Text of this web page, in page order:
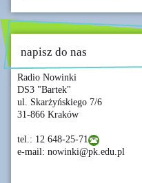
napisz do nas
Radio Nowinki
DS3 "Bartek"
ul. Skarżyńskiego 7/6
31-866 Kraków
tel.: 12 648-25-71
e-mail: nowinki@pk.edu.pl